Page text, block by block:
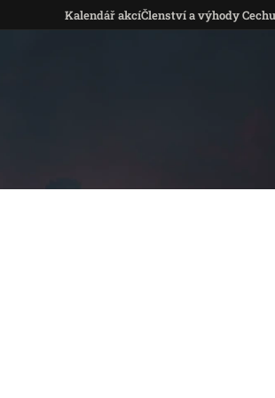
Kalendář akcíČlenství a výhody Cechu